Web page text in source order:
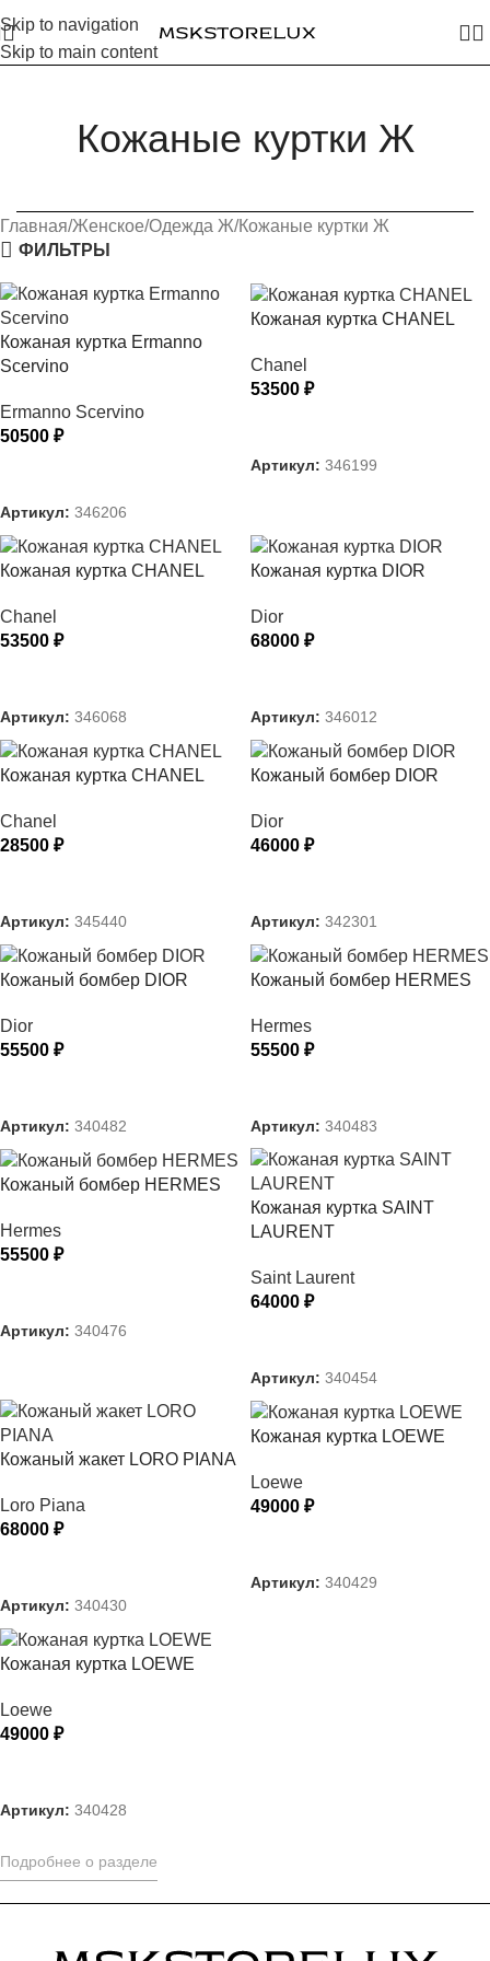
Skip to navigation
Skip to main content
Кожаные куртки Ж
Главная Женское Одежда Ж Кожаные куртки Ж
ФИЛЬТРЫ
Кожаная куртка Ermanno
Scervino
Ermanno Scervino
50500 ₽
Артикул: 346206
Кожаная куртка CHANEL
Chanel
53500 ₽
Артикул: 346199
Кожаная куртка CHANEL
Chanel
53500 ₽
Артикул: 346068
Кожаная куртка DIOR
Dior
68000 ₽
Артикул: 346012
Кожаная куртка CHANEL
Chanel
28500 ₽
Артикул: 345440
Кожаный бомбер DIOR
Dior
46000 ₽
Артикул: 342301
Кожаный бомбер DIOR
Dior
55500 ₽
Артикул: 340482
Кожаный бомбер HERMES
Hermes
55500 ₽
Артикул: 340483
Кожаный бомбер HERMES
Hermes
55500 ₽
Артикул: 340476
Кожаная куртка SAINT
LAURENT
Saint Laurent
64000 ₽
Артикул: 340454
Кожаный жакет LORO PIANA
Loro Piana
68000 ₽
Артикул: 340430
Кожаная куртка LOEWE
Loewe
49000 ₽
Артикул: 340429
Кожаная куртка LOEWE
Loewe
49000 ₽
Артикул: 340428
Подробнее о разделе